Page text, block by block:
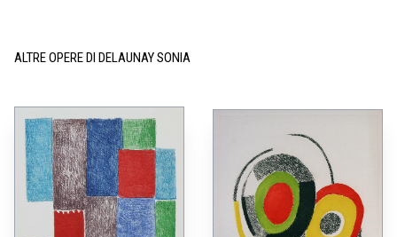
ALTRE OPERE DI DELAUNAY SONIA